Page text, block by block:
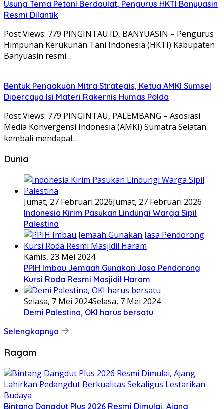
Usung Tema Petani Berdaulat, Pengurus HKTI Banyuasin
Resmi Dilantik
Post Views: 779 PINGINTAU.ID, BANYUASIN – Pengurus
Himpunan Kerukunan Tani Indonesia (HKTI) Kabupaten
Banyuasin resmi…
Bentuk Pengakuan Mitra Strategis, Ketua AMKI Sumsel
Dipercaya Isi Materi Rakernis Humas Polda
Post Views: 779 PINGINTAU, PALEMBANG – Asosiasi
Media Konvergensi Indonesia (AMKI) Sumatra Selatan
kembali mendapat…
Dunia
Jumat, 27 Februari 2026Jumat, 27 Februari 2026
Indonesia Kirim Pasukan Lindungi Warga Sipil
Palestina
Kamis, 23 Mei 2024
PPIH Imbau Jemaah Gunakan Jasa Pendorong
Kursi Roda Resmi Masjidil Haram
Selasa, 7 Mei 2024Selasa, 7 Mei 2024
Demi Palestina, OKI harus bersatu
Selengkapnya
Ragam
Bintang Dangdut Plus 2026 Resmi Dimulai, Ajang